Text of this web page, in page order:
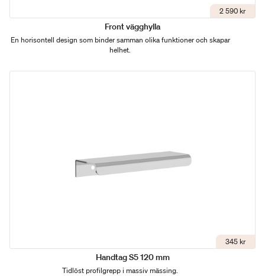
2 590 kr
Front vägghylla
En horisontell design som binder samman olika funktioner och skapar
helhet.
345 kr
Handtag S5 120 mm
Tidlöst profilgrepp i massiv mässing.